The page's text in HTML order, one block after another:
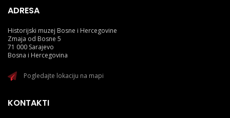
ADRESA
Historijski muzej Bosne i Hercegovine
Zmaja od Bosne 5
71 000 Sarajevo
Bosna i Hercegovina
Pogledajte lokaciju na mapi
KONTAKTI